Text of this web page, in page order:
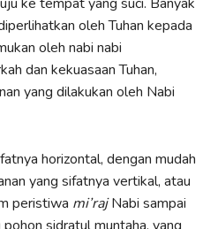
oleh Tuhan kepada
oleh nabi nabi
dan kekuasaan Tuhan,
yang dilakukan oleh Nabi
horizontal, dengan mudah
yang sifatnya vertikal, atau
peristiwa mi’rajNabi sampai